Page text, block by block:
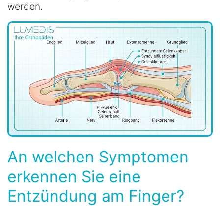
werden.
An welchen Symptomen
erkennen Sie eine
Entzündung am Finger?